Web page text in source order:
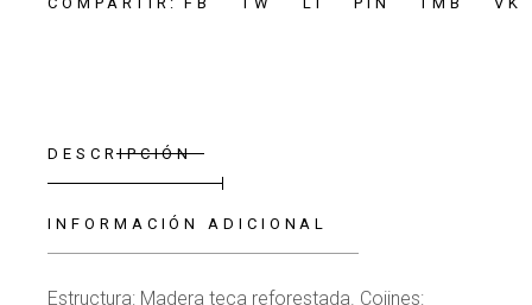
DESCRIPCIÓN
INFORMACIÓN ADICIONAL
Estructura: Madera teca reforestada. Cojines: